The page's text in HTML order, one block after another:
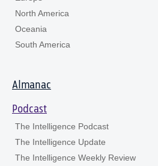
North America
Oceania
South America
Almanac
Podcast
The Intelligence Podcast
The Intelligence Update
The Intelligence Weekly Review